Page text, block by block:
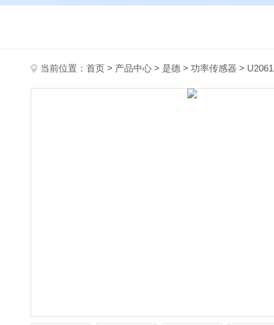
当前位置： 首页 > 产品中心 > 是德 > 功率传感器 >